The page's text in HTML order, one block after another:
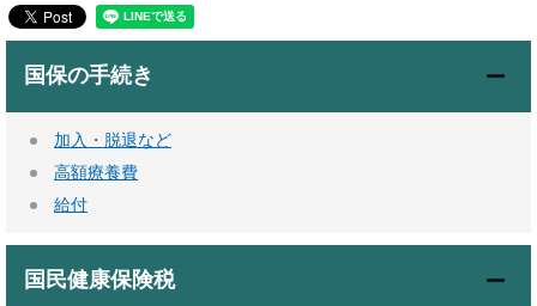
国保の手続き
加入・脱退など
高額療養費
給付
国民健康保険税